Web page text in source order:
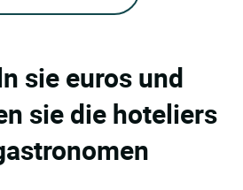
sie euros und
sie die hoteliers